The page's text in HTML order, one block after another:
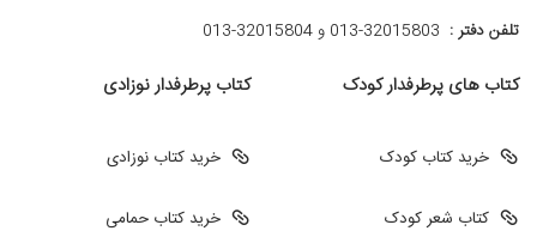
تلفن دفتر : 013-32015803 و 32015804-013
کتاب های پرطرفدار کودک
خرید کتاب کودک
کتاب شعر کودک
کتاب پرطرفدار نوزادی
خرید کتاب نوزادی
خرید کتاب حمامی